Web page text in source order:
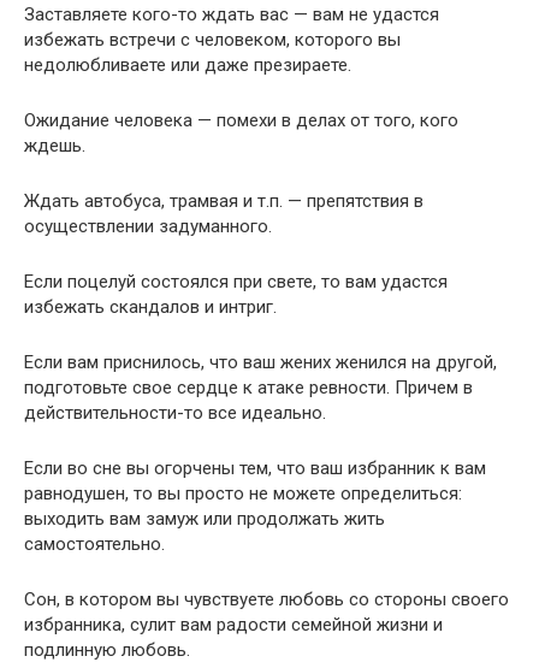
Заставляете кого-то ждать вас — вам не удастся
избежать встречи с человеком, которого вы
недолюбливаете или даже презираете.
Ожидание человека — помехи в делах от того, кого
ждешь.
Ждать автобуса, трамвая и т.п. — препятствия в
осуществлении задуманного.
Если поцелуй состоялся при свете, то вам удастся
избежать скандалов и интриг.
Если вам приснилось, что ваш жених женился на другой,
подготовьте свое сердце к атаке ревности. Причем в
действительности-то все идеально.
Если во сне вы огорчены тем, что ваш избранник к вам
равнодушен, то вы просто не можете определиться:
выходить вам замуж или продолжать жить
самостоятельно.
Сон, в котором вы чувствуете любовь со стороны своего
избранника, сулит вам радости семейной жизни и
подлинную любовь.